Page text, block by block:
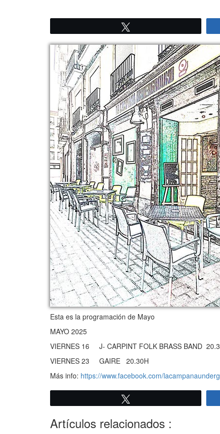
Esta es la programación de Mayo
MAYO 2025
VIERNES 16 J- CARPINT FOLK BRASS BAND
VIERNES 23 GAIRE 20.30H
Más info: https://www.facebook.com/
Artículos relacionados :